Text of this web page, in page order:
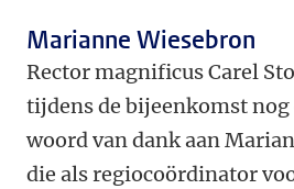
Marianne Wiesebron
Rector magnificus Carel
tijdens de bijeenkomst nog
woord van dank aan
die als regiocoördinator